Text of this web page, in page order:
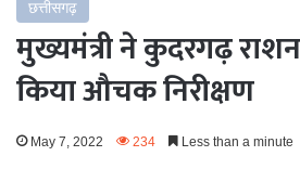
छत्तीसगढ़
मुख्यमंत्री ने कुदरगढ़
किया औचक निरीक्षण
May 7, 2022 234 Less than a minute